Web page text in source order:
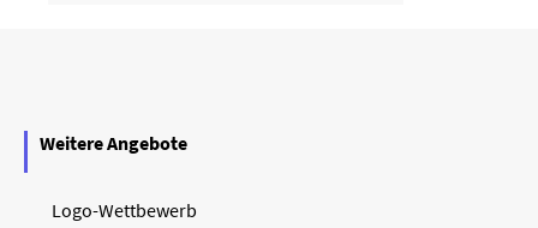
Weitere Angebote
Logo-Wettbewerb